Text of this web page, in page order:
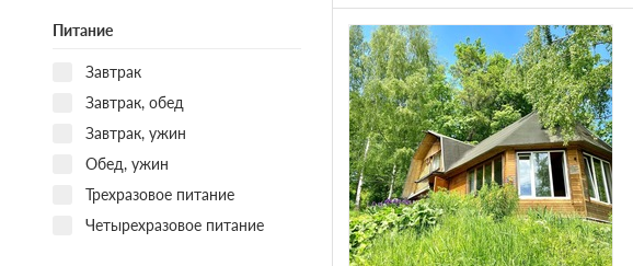
Питание
Завтрак
Завтрак, обед
Завтрак, ужин
Обед, ужин
Трехразовое питание
Четырехразовое питание